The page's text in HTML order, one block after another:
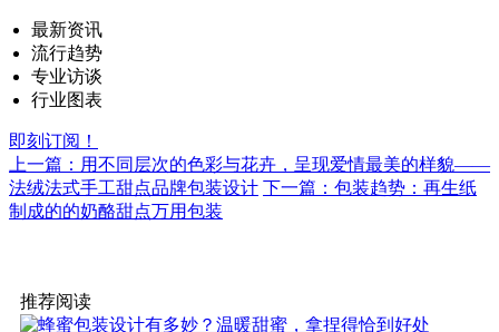
最新资讯
流行趋势
专业访谈
行业图表
即刻订阅！
上一篇：用不同层次的色彩与花卉，呈现爱情最美的样貌——
法绒法式手工甜点品牌包装设计 下一篇：包装趋势：再生纸
制成的的奶酪甜点万用包装​
推荐阅读